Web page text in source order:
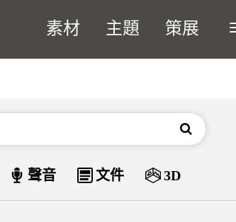
素材 主題 策展
搜尋
資料類型
聲音 文件 3D